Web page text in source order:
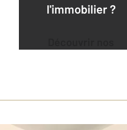
l'immobilier ?